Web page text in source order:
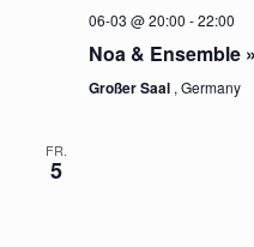
06-03 @ 20:00 -22:00
Noa & Ensemble
Großer Saal , Germany
FR.
5